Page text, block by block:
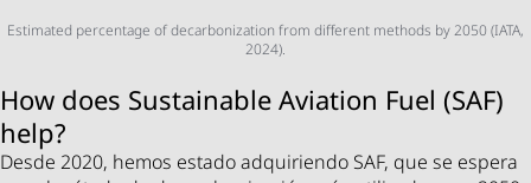
Estimated percentage of decarbonization from different methods by 2050 (IATA,
2024).
How does Sustainable Aviation Fuel (SAF)
help?
Desde 2020, hemos estado adquiriendo SAF, que se espera